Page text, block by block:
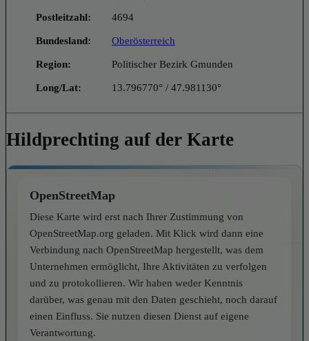
Postleitzahl: 4694
Bundesland: Oberösterreich
Region: Politischer Bezirk Gmunden
Long/Lat: 13.796770° / 47.981130°
Hildprechting auf der Karte
OpenStreetMap
Diese Karte wird erst nach Ihrer Zustimmung von
OpenStreetMap.org geladen. Mit Klick wird dann eine
Verbindung nach OpenStreetMap hergestellt, was dem
Unternehmen ermöglicht, Ihre Aktivitäten zu verfolgen
und zu protokollieren. Wir haben weder Kenntnis
darüber, was genau mit den Daten geschieht, noch darauf
einen Einfluss. Sie nutzen diesen Dienst auf eigene
Verantwortung.